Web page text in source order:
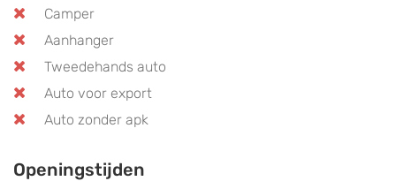
Camper
Aanhanger
Tweedehands auto
Auto voor export
Auto zonder apk
Openingstijden